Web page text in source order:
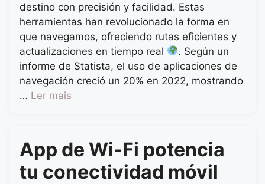
destino con precisión y facilidad. Estas
herramientas han revolucionado la forma en
que navegamos, ofreciendo rutas eficientes y
actualizaciones en tiempo real
. Según un
informe de Statista, el uso de aplicaciones de
navegación creció un 20% en 2022, mostrando
… Ler mais
App de Wi-Fi potencia
tu conectividad móvil